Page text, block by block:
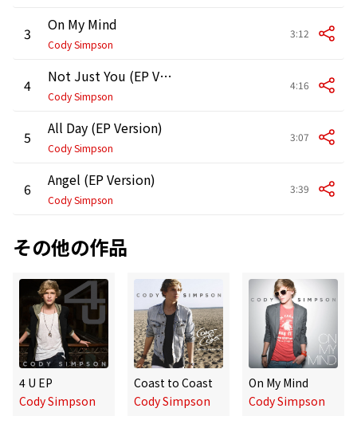
3 On My Mind
Cody Simpson
3:12
4 Not Just You (EP Version)
Cody Simpson
4:16
5 All Day (EP Version)
Cody Simpson
3:07
6 Angel (EP Version)
Cody Simpson
3:39
その他の作品
4 U EP
Cody Simpson
Coast to Coast
Cody Simpson
On My Mind
Cody Simpson